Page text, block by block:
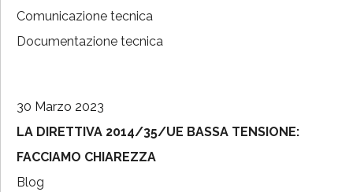
Comunicazione tecnica
Documentazione tecnica
30 Marzo 2023
LA DIRETTIVA 2014/35/UE BASSA TENSIONE:
FACCIAMO CHIAREZZA
Blog